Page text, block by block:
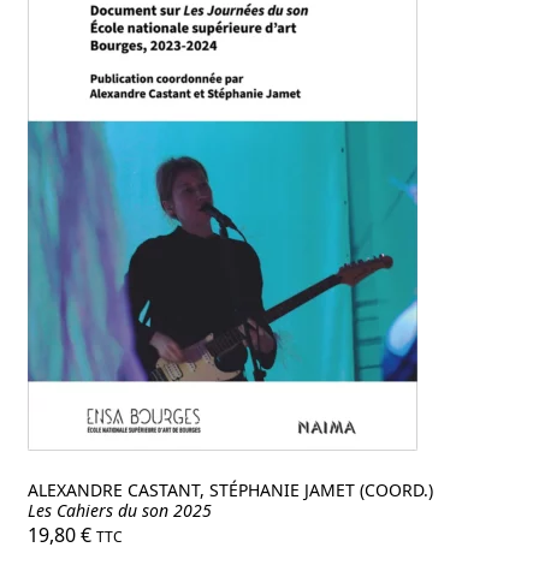
ALEXANDRE CASTANT, STÉPHANIE JAMET (COORD.)
Les Cahiers du son 2025
19,80€ TTC